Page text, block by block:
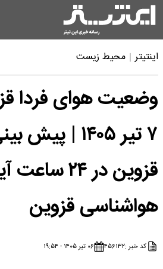
اینتیتر محیط زیست
وضعیت هوای فردا
۷ تیر ۱۴۰۵ |
قزوین در ۲۴
هواشناسی قزوین
کد خبر :۴۵۶۱۳۲ ۰۶ تیر ۱۴۰۵ - ۱۹:۵۴